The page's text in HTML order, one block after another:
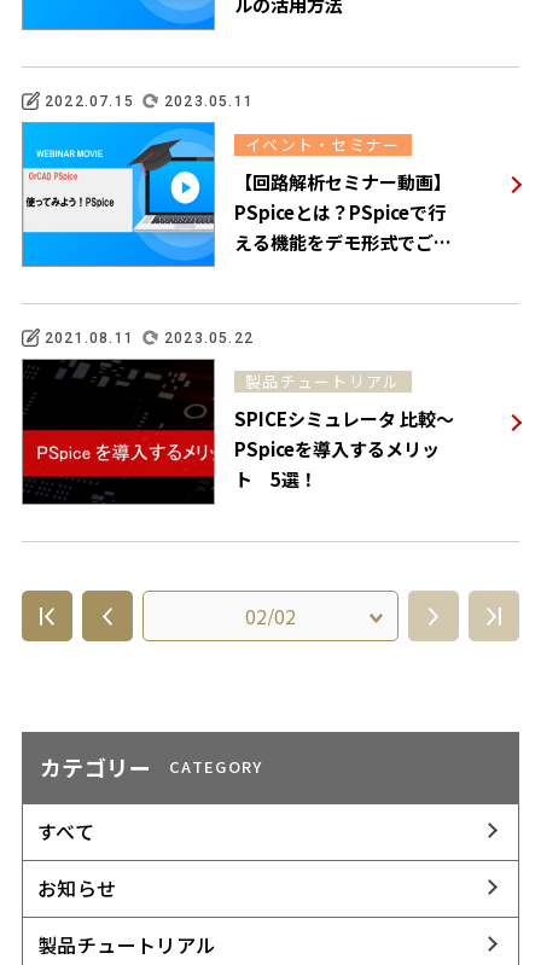
2022.07.15 2023.05.11
イベント・セミナー
【回路解析セミナー動画】
PSpiceとは？PSpiceで行
える機能をデモ形式でご紹
2021.08.11 2023.05.22
製品チュートリアル
SPICEシミュレータ 比較～
PSpiceを導入するメリッ
ト 5選！
カテゴリー CATEGORY
すべて
お知らせ
製品チュートリアル